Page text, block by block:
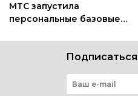
МТС запустила
персональные базовые
домашней связи